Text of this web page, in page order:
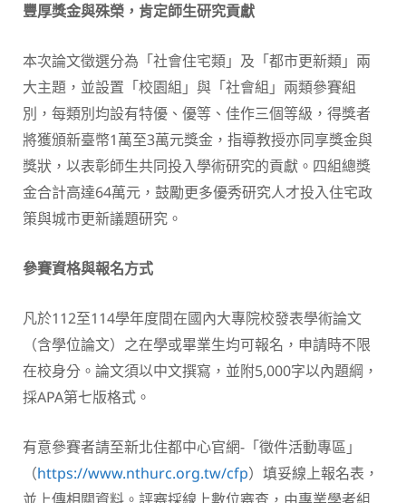
豐厚獎金與殊榮，肯定師生研究貢獻
本次論文徵選分為「社會住宅類」及「都市更新類」兩
大主題，並設置「校園組」與「社會組」兩類參賽組
別，每類別均設有特優、優等、佳作三個等級，得獎者
將獲頒新臺幣1萬至3萬元獎金，指導教授亦同享獎金與
獎狀，以表彰師生共同投入學術研究的貢獻。四組總獎
金合計高達64萬元，鼓勵更多優秀研究人才投入住宅政
策與城市更新議題研究。
參賽資格與報名方式
凡於112至114學年度間在國內大專院校發表學術論文
（含學位論文）之在學或畢業生均可報名，申請時不限
在校身分。論文須以中文撰寫，並附5,000字以內題綱，
採APA第七版格式。
有意參賽者請至新北住都中心官網-「徵件活動專區」
（https://www.nthurc.org.tw/cfp）填妥線上報名表，